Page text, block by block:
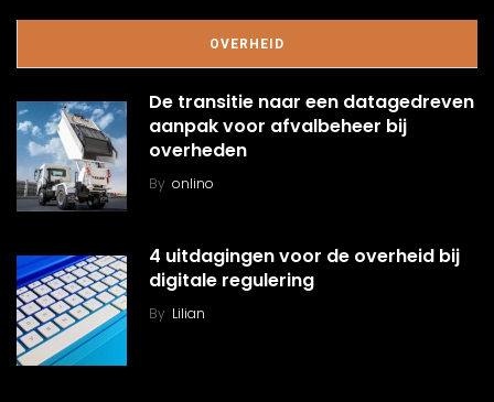
OVERHEID
De transitie naar een datagedreven
aanpak voor afvalbeheer bij
overheden
By onlino
4 uitdagingen voor de overheid bij
digitale regulering
By Lilian